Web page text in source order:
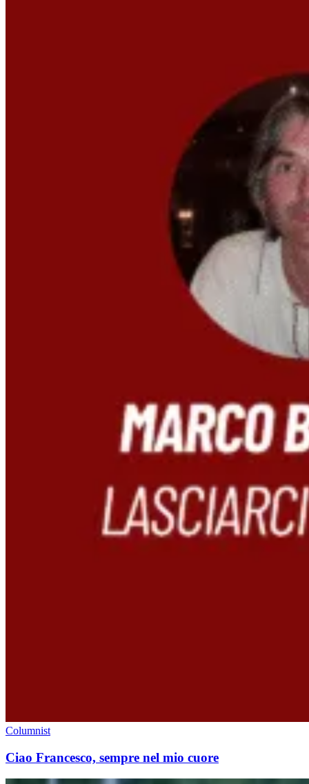
Columnist
Ciao Francesco, sempre nel mio cuore